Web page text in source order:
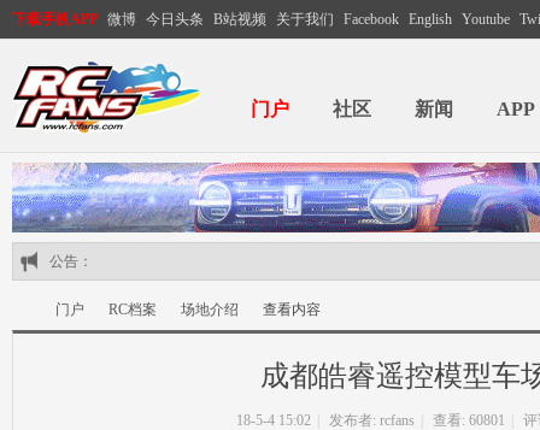
下载手机APP 微博 今日头条 B站视频 关于我们 Facebook English Youtube
门户 社区 新闻 APP
公告：
门户 RC档案 场地介绍
›
查看内容
成都皓睿遥控模型车
18-5-4 15:02 发布者: rcfans 查看: 60801